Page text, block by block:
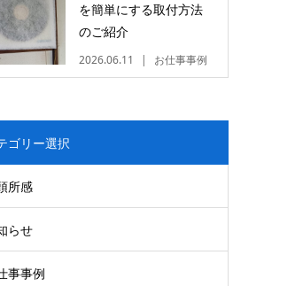
を簡単にする取付方法
のご紹介
2026.06.11 お仕事事例
ゴリー選択
所感
らせ
事事例